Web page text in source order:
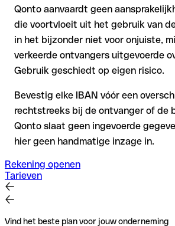
Qonto aanvaardt geen
die voortvloeit uit het gebruik van
in het bijzonder niet voor onjuiste,
verkeerde ontvangers uitgevoerde
Gebruik geschiedt op eigen risico.
Bevestig elke IBAN vóór een
rechtstreeks bij de ontvanger of de
Qonto slaat geen ingevoerde
hier geen handmatige inzage in.
Rekening openen
Tarieven
Vind het beste plan voor jouw onderneming